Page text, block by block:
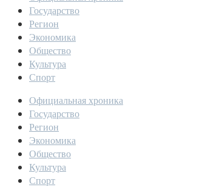
Государство
Регион
Экономика
Общество
Культура
Спорт
Официальная хроника
Государство
Регион
Экономика
Общество
Культура
Спорт